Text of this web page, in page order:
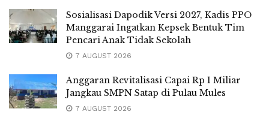
Sosialisasi Dapodik Versi 2027, Kadis PPO
Manggarai Ingatkan Kepsek Bentuk Tim
Pencari Anak Tidak Sekolah
7 AUGUST 2026
Anggaran Revitalisasi Capai Rp 1 Miliar
Jangkau SMPN Satap di Pulau Mules
7 AUGUST 2026